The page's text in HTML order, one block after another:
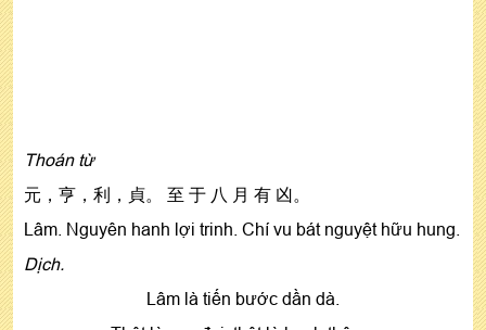
Thoán từ
元，亨，利，貞。 至 于 八 月 有 凶。
Lâm. Nguyên hanh lợi trinh. Chí vu bát nguyệt hữu hung.
Dịch.
Lâm là tiến bước dần dà.